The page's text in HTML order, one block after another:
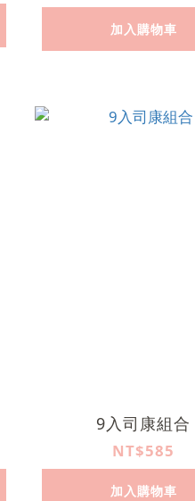
加入購物車
9入司康組合
NT$585
加入購物車